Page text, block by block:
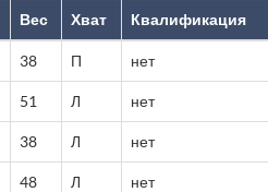
Вес Хват Квалификация
38 П нет
51 Л нет
38 Л нет
48 Л нет